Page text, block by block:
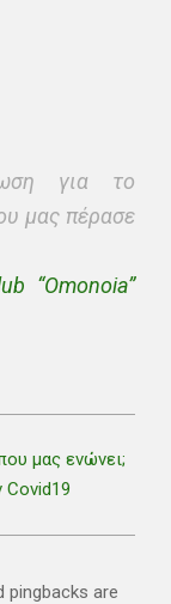
για το
μας πέρασε
“Omonoia”
μας ενώνει;
Covid19
pingbacks are